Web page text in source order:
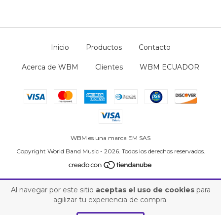
Al navegar por este sitio aceptas el uso de cookiespara
agilizar tu experiencia de compra.
Inicio Productos Contacto
Acerca de WBM Clientes WBM ECUADOR
WBM es una marca EM SAS
Copyright World Band Music - 2026. Todos los derechos reservados.